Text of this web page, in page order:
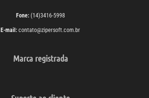
Fone: (14)3416-5998
E-mail: contato@zipersoft.com.br
Marca registrada